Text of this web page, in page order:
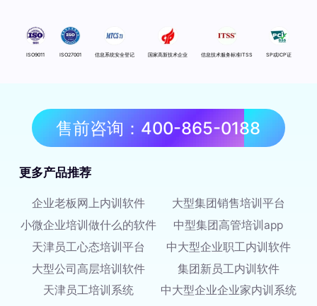
ISO9011 ISO27001 信息系统安全登记 国家高新技术企业 信息技术服务标准ITSS SP或ICP证
售前咨询：400-865-0188
更多产品推荐
企业老板网上内训软件
大型集团销售培训平台
小微企业培训做什么的软件
中型集团高管培训app
天津员工心态培训平台
中大型企业职工内训软件
大型公司高层培训软件
集团新员工内训软件
天津员工培训系统
中大型企业企业家内训系统